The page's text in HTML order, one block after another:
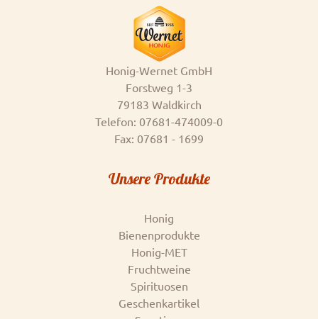
Honig-Wernet GmbH
Forstweg 1-3
79183 Waldkirch
Telefon: 07681-474009-0
Fax: 07681 - 1699
Unsere Produkte
Honig
Bienenprodukte
Honig-MET
Fruchtweine
Spirituosen
Geschenkartikel